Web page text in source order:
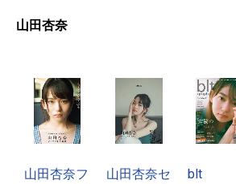
山田杏奈
山田杏奈フ
山田杏奈セ
blt